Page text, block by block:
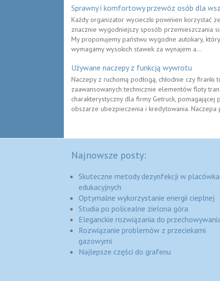
Sprawny i komfortowy przewóz osób dla
Każdy organizator wycieczki powinien korzystać
znacznie wygodniejszy sposób przemieszczania
My proponujemy państwu wygodne autokary,
wymagamy wysokich stawek za wynajem a...
Używane naczepy z funkcją wywrotu
Naczepy z ruchomą podłogą, chłodnie czy
zaawansowanych technicznie elementów floty
charakterystyczny dla firmy Getruck,
obszarze ubezpieczenia i kredytowania.
Najnowsze posty:
Skuteczne metody dezynfekcji w
edukacyjnych
Optymalne wykorzystanie energii cieplnej
Studia po policealne zielona góra
Eleganckie rozwiązania do
Rozwiązanie problemów z przeciekami
gazowymi
Najlepsze części do grafenu